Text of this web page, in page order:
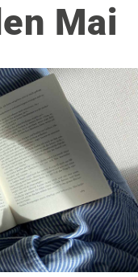
Mai